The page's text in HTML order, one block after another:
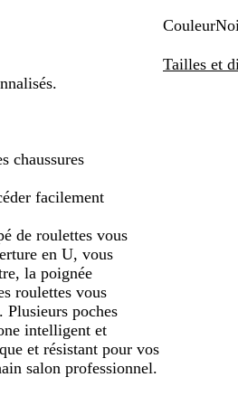
Couleur
o
Tailles et
chaussures
facilement
de roulettes vous
en U, vous
la poignée
roulettes vous
Plusieurs poches
intelligent et
et résistant pour vos
salon professionnel.